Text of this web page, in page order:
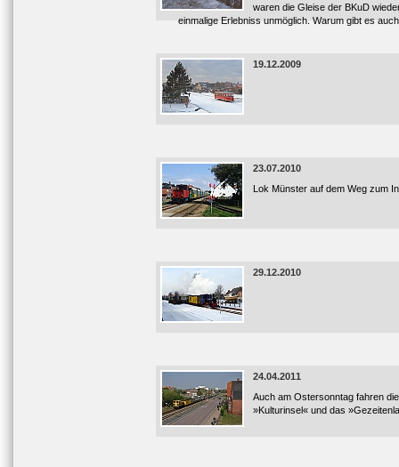
waren die Gleise der BKuD
einmalige Erlebniss unmöglich. Warum gibt es
19.12.2009
23.07.2010
Lok Münster auf dem Weg zum
29.12.2010
24.04.2011
Auch am Ostersonntag fahren
»Kulturinsel« und das